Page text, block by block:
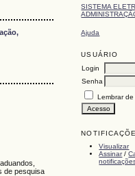
SISTEMA
Ajuda
USUÁRIO
Login
Senha
Lembrar de
Visualizar
Assinar/
de pesquisa